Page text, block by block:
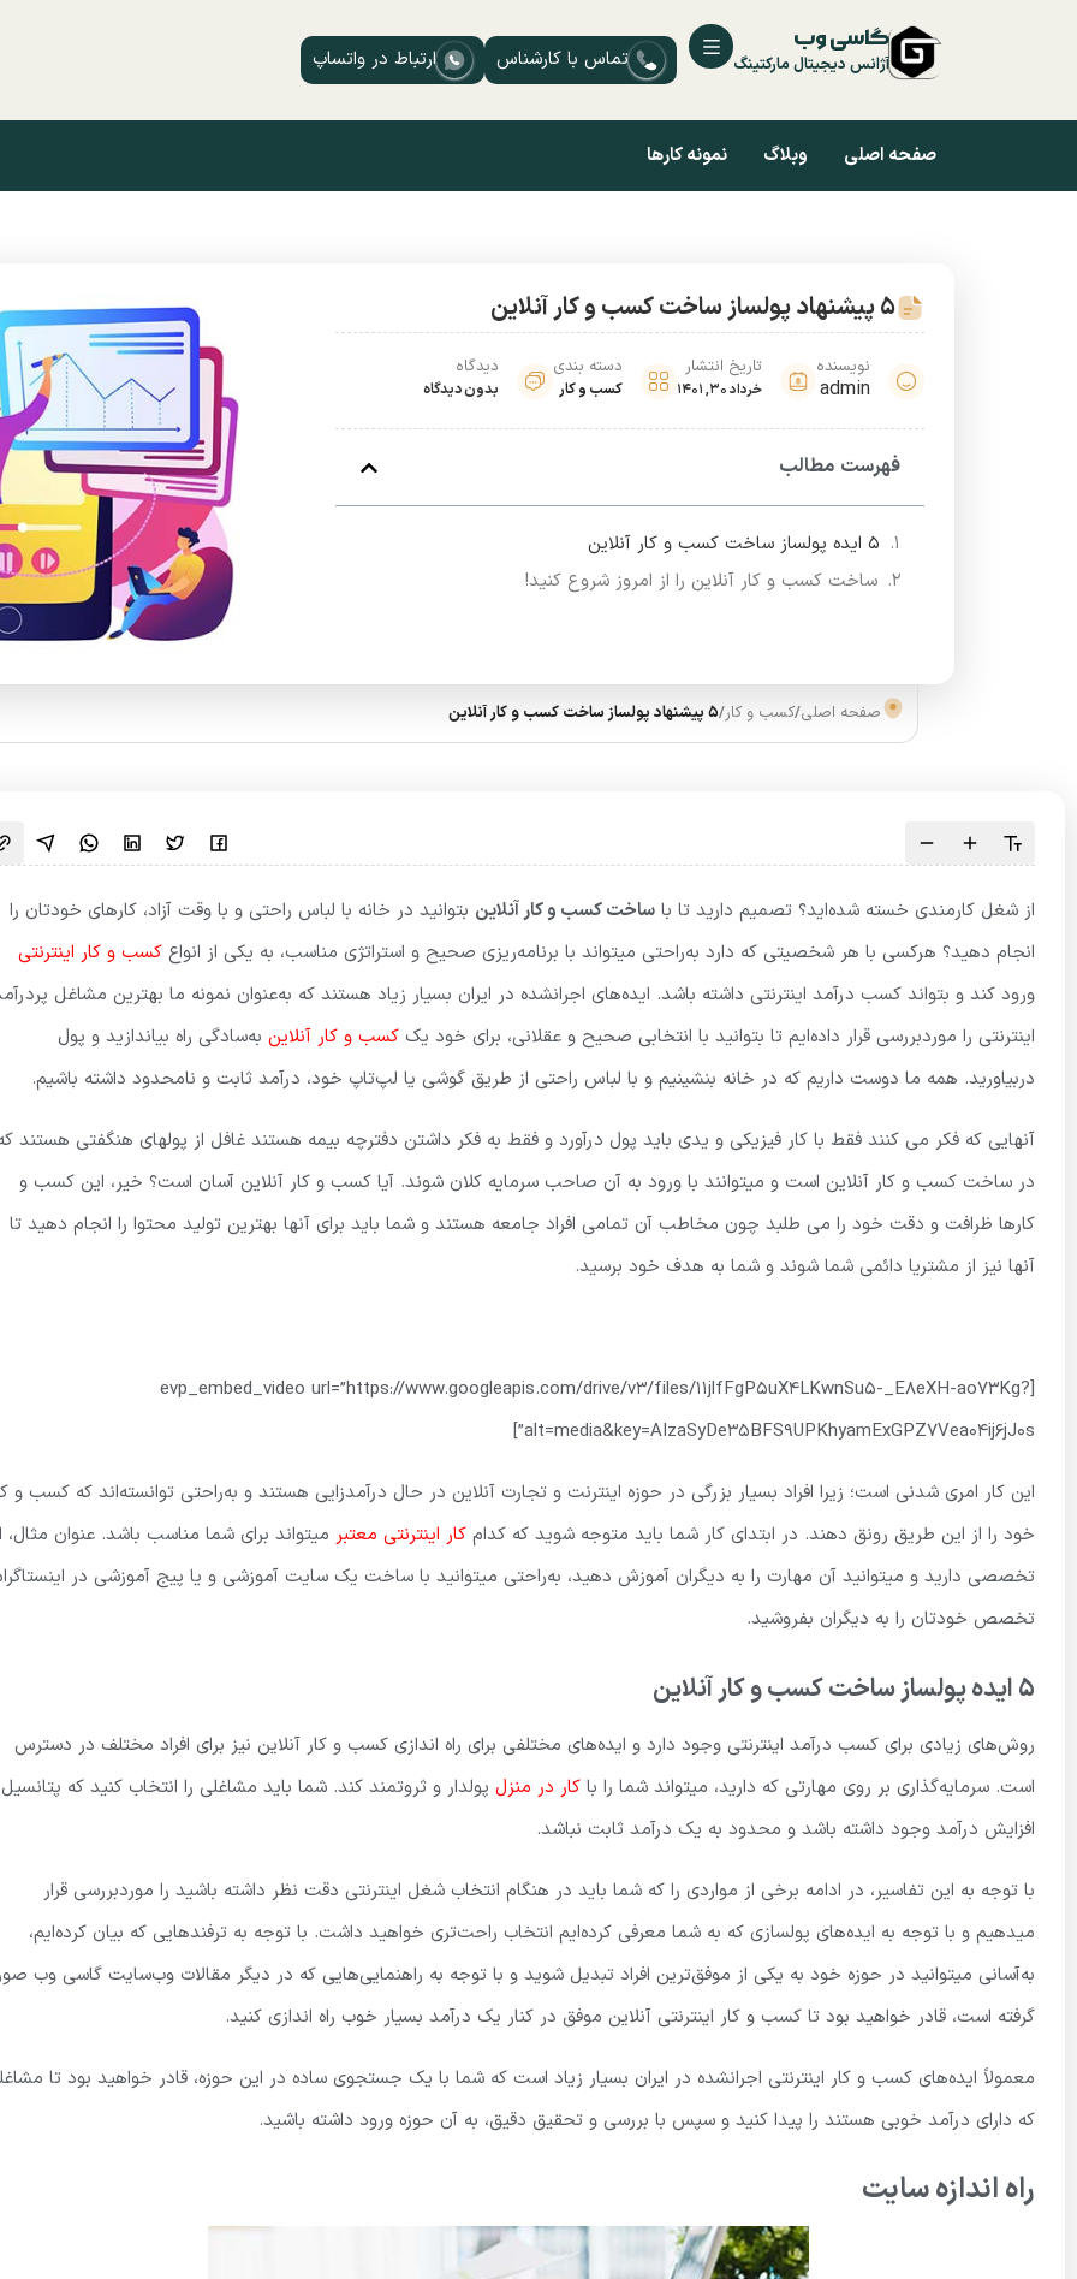
گاسی وب
آژانس دیجیتال مارکتینگ تماس با کارشناس ارتباط در واتساپ
صفحه اصلی وبلاگ نمونه کارها
5 پیشنهاد پولساز ساخت کسب و کار آنلاین
نویسنده
admin
تاریخ انتشار
خرداد 30, 1401
دسته بندی
کسب و کار
دیدگاه
بدون دیدگاه
فهرست مطالب
5 ایده پولساز ساخت کسب و کار آنلاین
ساخت کسب و کار آنلاین را از امروز شروع کنید!
صفحه اصلی/کسب و کار/5 پیشنهاد پولساز ساخت کسب و کار آنلاین
از شغل کارمندی خسته شده‌اید؟ تصمیم دارید تا با ساخت کسب و کار آنلاین بتوانید در خانه با لباس راحتی و با وقت آزاد، کارهای خودتان را
انجام دهید؟ هرکسی با هر شخصیتی که دارد به‌راحتی میتواند با برنامه‌ریزی صحیح و استراتژی مناسب، به یکی از انواع کسب و کار اینترنتی
ورود کند و بتواند کسب درآمد اینترنتی داشته باشد. ایده‌های اجرانشده در ایران بسیار زیاد هستند که به‌عنوان نمونه ما بهترین مشاغل
اینترنتی را موردبررسی قرار داده‌ایم تا بتوانید با انتخابی صحیح و عقلانی، برای خود یک کسب و کار آنلاین به‌سادگی راه بیاندازید و پول
دربیاورید. همه ما دوست داریم که در خانه بنشینیم و با لباس راحتی از طریق گوشی یا لپ‌تاپ خود، درآمد ثابت و نامحدود داشته باشیم.
آنهایی که فکر می کنند فقط با کار فیزیکی و یدی باید پول درآورد و فقط به فکر داشتن دفترچه بیمه هستند غافل از پولهای هنگفتی هستند
در ساخت کسب و کار آنلاین است و میتوانند با ورود به آن صاحب سرمایه کلان شوند. آیا کسب و کار آنلاین آسان است؟ خیر، این کسب و
کارها ظرافت و دقت خود را می طلبد چون مخاطب آن تمامی افراد جامعه هستند و شما باید برای آنها بهترین تولید محتوا را انجام دهید تا
آنها نیز از مشتریا دائمی شما شوند و شما به هدف خود برسید.
[evp_embed_video url=”https://www.googleapis.com/drive/v3/files/11jlfFgP5uX4LKwnSu5-_E8eXH-ao73Kg?
alt=media&key=AIzaSyDe35BFS9UPKhyamExGPZ7Vea04ij6jJ0s”]
این کار امری شدنی است؛ زیرا افراد بسیار بزرگی در حوزه اینترنت و تجارت آنلاین در حال درآمدزایی هستند و به‌راحتی توانسته‌اند که کسب و
خود را از این طریق رونق دهند. در ابتدای کار شما باید متوجه شوید که کدام کار اینترنتی معتبر میتواند برای شما مناسب باشد. عنوان مثال،
تخصصی دارید و میتوانید آن مهارت را به دیگران آموزش دهید، به‌راحتی میتوانید با ساخت یک سایت آموزشی و یا پیج آموزشی در
تخصص خودتان را به دیگران بفروشید.
5 ایده پولساز ساخت کسب و کار آنلاین
روش‌های زیادی برای کسب درآمد اینترنتی وجود دارد و ایده‌های مختلفی برای راه اندازی کسب و کار آنلاین نیز برای افراد مختلف در دسترس
است. سرمایه‌گذاری بر روی مهارتی که دارید، میتواند شما را با کار در منزل پولدار و ثروتمند کند. شما باید مشاغلی را انتخاب کنید که پتانسیل
افزایش درآمد وجود داشته باشد و محدود به یک درآمد ثابت نباشد.
با توجه به این تفاسیر، در ادامه برخی از مواردی را که شما باید در هنگام انتخاب شغل اینترنتی دقت نظر داشته باشید را موردبررسی قرار
میدهیم و با توجه به ایده‌های پولسازی که به شما معرفی کرده‌ایم انتخاب راحت‌تری خواهید داشت. با توجه به ترفندهایی که بیان کرده‌ایم،
به‌آسانی میتوانید در حوزه خود به یکی از موفق‌ترین افراد تبدیل شوید و با توجه به راهنمایی‌هایی که در دیگر مقالات وب‌سایت گاسی وب
گرفته است، قادر خواهید بود تا کسب و کار اینترنتی آنلاین موفق در کنار یک درآمد بسیار خوب راه اندازی کنید.
معمولاً ایده‌های کسب و کار اینترنتی اجرانشده در ایران بسیار زیاد است که شما با یک جستجوی ساده در این حوزه، قادر خواهید بود تا
که دارای درآمد خوبی هستند را پیدا کنید و سپس با بررسی و تحقیق دقیق، به آن حوزه ورود داشته باشید.
راه اندازه سایت